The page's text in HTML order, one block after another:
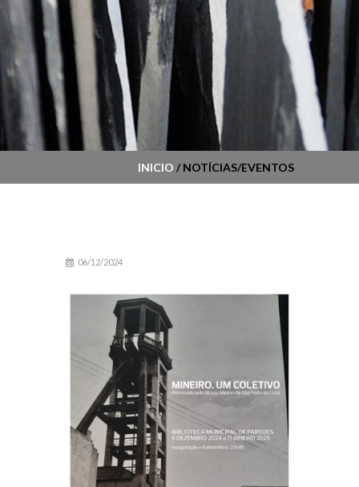
INICIO / NOTÍCIAS/EVENTOS
06/12/2024